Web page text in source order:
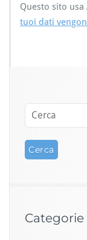
Questo sito
tuoi dati
Categorie